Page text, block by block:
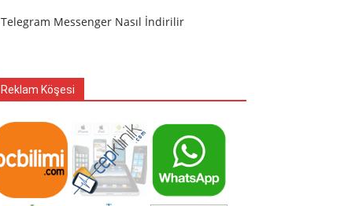
Telegram Messenger Nasıl İndirilir
Reklam Köşesi